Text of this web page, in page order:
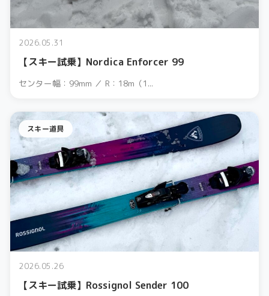
2026.05.31
【スキー試乗】Nordica Enforcer 99
センター幅：99mm ／ R：18m（1...
スキー道具
2026.05.26
【スキー試乗】Rossignol Sender 100